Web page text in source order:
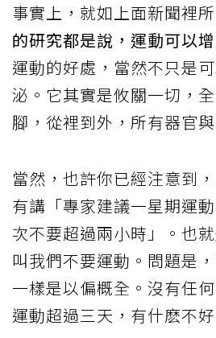
事實上，就如上面新聞裡所
的研究都是說，運動可以
運動的好處，當然不只是
泌。它其實是攸關一切，
腳，從裡到外，所有器官
當然，也許你已經注意到
有講「專家建議一星期運
次不要超過兩小時」。也
叫我們不要運動。問題是
一樣是以偏概全。沒有任
運動超過三天，有什麽不好